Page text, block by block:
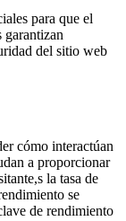
para que el
garantizan
del sitio web
cómo interactúan
a proporcionar
la tasa de
se
de rendimiento